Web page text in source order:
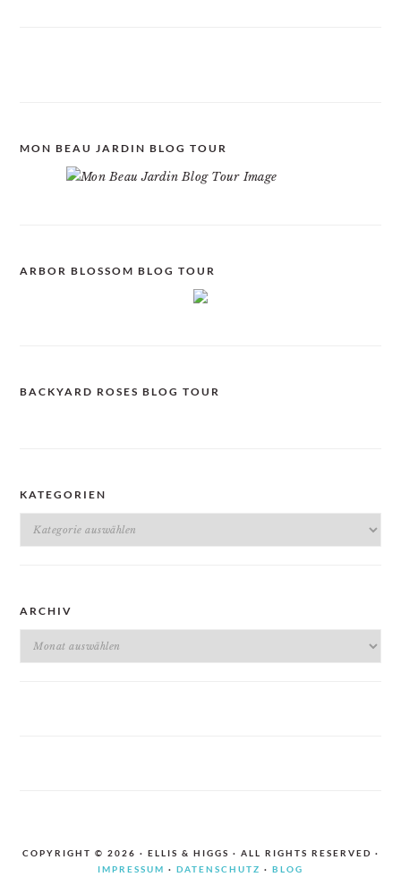
MON BEAU JARDIN BLOG TOUR
ARBOR BLOSSOM BLOG TOUR
BACKYARD ROSES BLOG TOUR
KATEGORIEN
Kategorien
ARCHIV
Archiv
COPYRIGHT © 2026 · ELLIS & HIGGS · ALL RIGHTS RESERVED ·
IMPRESSUM · DATENSCHUTZ · BLOG